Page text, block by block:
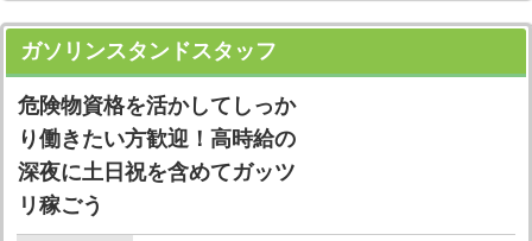
ガソリンスタンドスタッフ
危険物資格を活かしてしっか
り働きたい方歓迎！高時給の
深夜に土日祝を含めてガッツ
リ稼ごう